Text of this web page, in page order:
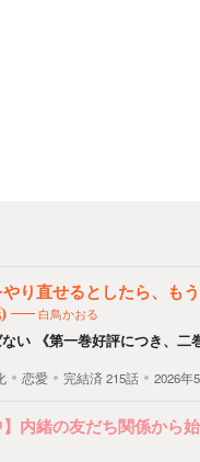
り直せるとしたら、も
白鳥かおる
い 《第一巻好評につき、二
恋愛 完結済 215話 2026年
】内緒の友だち関係から